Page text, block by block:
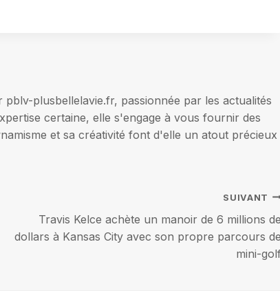
plusbellelavie.fr, passionnée par les actualités
certaine, elle s'engage à vous fournir des
et sa créativité font d'elle un atout précieux
SUIVANT
Travis Kelce achète un manoir de 6 millions de
dollars à Kansas City avec son propre parcours de
mini-